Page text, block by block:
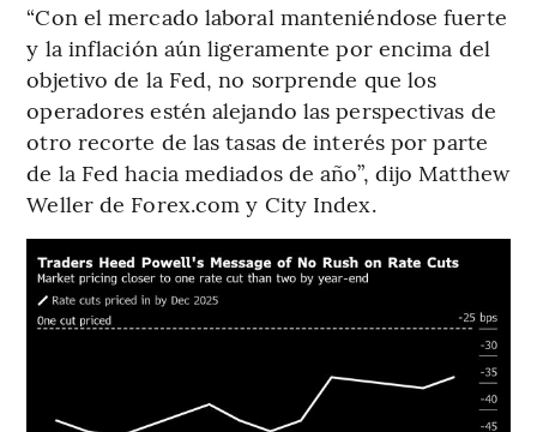
“Con el mercado laboral manteniéndose fuerte
y la inflación aún ligeramente por encima del
objetivo de la Fed, no sorprende que los
operadores estén alejando las perspectivas de
otro recorte de las tasas de interés por parte
de la Fed hacia mediados de año”, dijo Matthew
Weller de Forex.com y City Index.